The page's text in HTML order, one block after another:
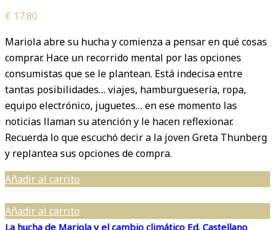
€ 17.80
Mariola abre su hucha y comienza a pensar en qué cosas
comprar. Hace un recorrido mental por las opciones
consumistas que se le plantean. Está indecisa entre
tantas posibilidades… viajes, hamburguesería, ropa,
equipo electrónico, juguetes… en ese momento las
noticias llaman su atención y le hacen reflexionar.
Recuerda lo que escuchó decir a la joven Greta Thunberg
y replantea sus opciones de compra.
Añadir al carrito
Añadir al carrito
La hucha de Mariola y el cambio climático Ed. Castellano